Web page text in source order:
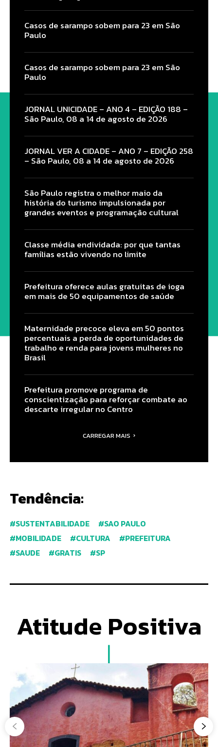
Casos de sarampo sobem para 23 em São
Paulo
Casos de sarampo sobem para 23 em São
Paulo
JORNAL UNICIDADE – ANO 4 – EDIÇÃO 188 –
São Paulo, 08 a 14 de agosto de 2026
JORNAL VER A CIDADE – ANO 7 – EDIÇÃO 258
– São Paulo, 08 a 14 de agosto de 2026
São Paulo registra o melhor maio da
história do turismo impulsionada por
grandes eventos e programação cultural
Classe média endividada: por que tantas
famílias estão vivendo no limite
Prefeitura oferece aulas gratuitas de ioga
em mais de 50 equipamentos de saúde
Maternidade precoce eleva em 50 pontos
percentuais a perda de oportunidades de
trabalho e renda para jovens mulheres no
Brasil
Prefeitura promove programa de
conscientização para reforçar combate ao
descarte irregular no Centro
CARREGAR MAIS
Tendência:
SUSTENTABILIDADE
SAO PAULO
MOBILIDADE
CULTURA
PREFEITURA
SAUDE
GRATIS SP
Atitude Positiva